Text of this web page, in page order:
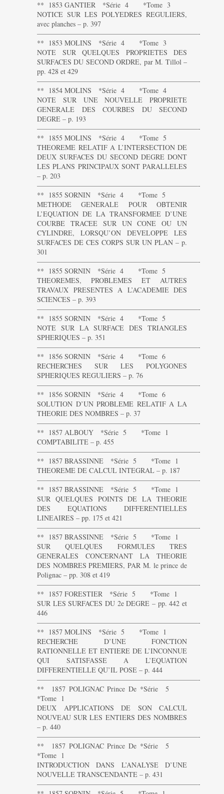
** 1853 GANTIER *Série 4 *Tome 3
NOTICE SUR LES POLYEDRES REGULIERS,
avec planches – p. 397
———————————————————————-
** 1853 MOLINS *Série 4 *Tome 3
NOTE SUR QUELQUES PROPRIETES DES
SURFACES DU SECOND ORDRE, par M. Tillol –
pp. 428 et 429
———————————————————————-
** 1854 MOLINS *Série 4 *Tome 4
NOTE SUR UNE NOUVELLE PROPRIETE
GENERALE DES COURBES DU SECOND
DEGRE – p. 193
———————————————————————-
** 1855 MOLINS *Série 4 *Tome 5
THEOREME RELATIF A L’INTERSECTION DE
DEUX SURFACES DU SECOND DEGRE DONT
LES PLANS PRINCIPAUX SONT PARALLELES
– p. 203
———————————————————————-
** 1855 SORNIN *Série 4 *Tome 5
METHODE GENERALE POUR OBTENIR
L’EQUATION DE LA TRANSFORMEE D’UNE
COURBE TRACEE SUR UN CONE OU UN
CYLINDRE, LORSQU’ON DEVELOPPE LES
SURFACES DE CES CORPS SUR UN PLAN – p.
301
———————————————————————-
** 1855 SORNIN *Série 4 *Tome 5
THEOREMES, PROBLEMES ET AUTRES
TRAVAUX PRESENTES A L’ACADEMIE DES
SCIENCES – p. 393
———————————————————————-
** 1855 SORNIN *Série 4 *Tome 5
NOTE SUR LA SURFACE DES TRIANGLES
SPHERIQUES – p. 351
———————————————————————-
** 1856 SORNIN *Série 4 *Tome 6
RECHERCHES SUR LES POLYGONES
SPHERIQUES REGULIERS – p. 76
———————————————————————-
** 1856 SORNIN *Série 4 *Tome 6
SOLUTION D’UN PROBLEME RELATIF A LA
THEORIE DES NOMBRES – p. 37
———————————————————————-
** 1857 ALBOUY *Série 5 *Tome 1
COMPTABILITE – p. 455
———————————————————————-
** 1857 BRASSINNE *Série 5 *Tome 1
THEOREME DE CALCUL INTEGRAL – p. 187
———————————————————————-
** 1857 BRASSINNE *Série 5 *Tome 1
SUR QUELQUES POINTS DE LA THEORIE
DES EQUATIONS DIFFERENTIELLES
LINEAIRES – pp. 175 et 421
———————————————————————-
** 1857 BRASSINNE *Série 5 *Tome 1
SUR QUELQUES FORMULES TRES
GENERALES CONCERNANT LA THEORIE
DES NOMBRES PREMIERS, PAR M. le prince de
Polignac – pp. 308 et 419
———————————————————————-
** 1857 FORESTIER *Série 5 *Tome 1
SUR LES SURFACES DU 2e DEGRE – pp. 442 et
446
———————————————————————-
** 1857 MOLINS *Série 5 *Tome 1
RECHERCHE D’UNE FONCTION
RATIONNELLE ET ENTIERE DE L’INCONNUE
QUI SATISFASSE A L’EQUATION
DIFFERENTIELLE QU’IL POSE – p. 444
———————————————————————-
** 1857 POLIGNAC Prince De *Série 5
*Tome 1
DEUX APPLICATIONS DE SON CALCUL
NOUVEAU SUR LES ENTIERS DES NOMBRES
– p. 440
———————————————————————-
** 1857 POLIGNAC Prince De *Série 5
*Tome 1
INTRODUCTION DANS L’ANALYSE D’UNE
NOUVELLE TRANSCENDANTE – p. 431
———————————————————————-